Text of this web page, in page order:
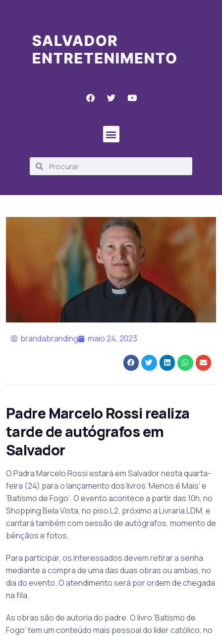
brandabranding maio 24, 2023
Padre Marcelo Rossi realiza
tarde de autógrafos em
Salvador
O Padra Marcelo Rossi estará em Salvador nesta quarta-
feira (24) para o lançamento dos livros ‘Menos é Mais’ e
‘Batismo de Fogo’. O evento acontece a partir das 10h, no
Shopping Bela Vista, no piso L2, próximo a Livraria LDM, e
cantará também com sessão de autógrafos, momento de
bênçãos e fotos.
Para participar, os interessados devem retirar a senha
mediante a compra de uma das duas obras ou ambas, no
dia do evento. O atendimento será por ordem de chegada
na fila.
As obras são de autoria do padre. O livro ‘Batismo de
Fogo’ tem um conteúdo mais pessoal do líder católico, no